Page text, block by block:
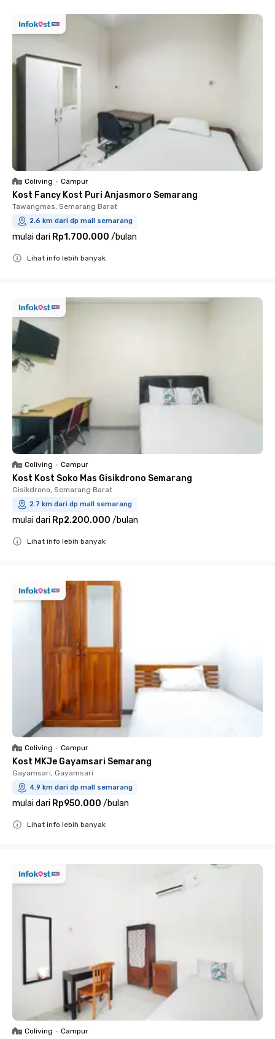
Coliving • Campur
Kost Fancy Kost Puri Anjasmoro Semarang
Tawangmas, Semarang Barat
2.6 km dari dp mall semarang
mulai dari Rp1.700.000 /bulan
Lihat info lebih banyak
Coliving • Campur
Kost Kost Soko Mas Gisikdrono Semarang
Gisikdrono, Semarang Barat
2.7 km dari dp mall semarang
mulai dari Rp2.200.000 /bulan
Lihat info lebih banyak
Coliving • Campur
Kost MKJe Gayamsari Semarang
Gayamsari, Gayamsari
4.9 km dari dp mall semarang
mulai dari Rp950.000 /bulan
Lihat info lebih banyak
Coliving • Campur